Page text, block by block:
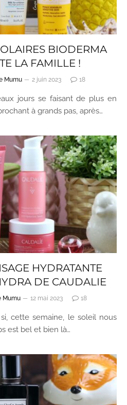
BIODERMA
LA FAMILLE !
Mumu 2 juin 2023 18
jours se faisant de plus en
à grands pas, après…
HYDRATANTE
DE CAUDALIE
Mumu 12 mai 2023 18
cette semaine, le soleil nous
est bel et bien là…